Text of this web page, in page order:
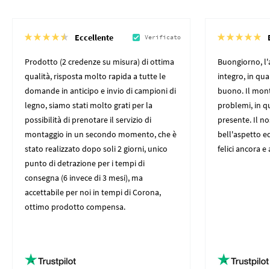
Eccellente Verificato
Prodotto (2 credenze su misura) di ottima
qualità, risposta molto rapida a tutte le
domande in anticipo e invio di campioni di
legno, siamo stati molto grati per la
possibilità di prenotare il servizio di
montaggio in un secondo momento, che è
stato realizzato dopo soli 2 giorni, unico
punto di detrazione per i tempi di
consegna (6 invece di 3 mesi), ma
accettabile per noi in tempi di Corona,
ottimo prodotto compensa.
Buongiorno,
integro, in
buono. Il
problemi, in
presente. Il
bell'aspetto
felici ancora e